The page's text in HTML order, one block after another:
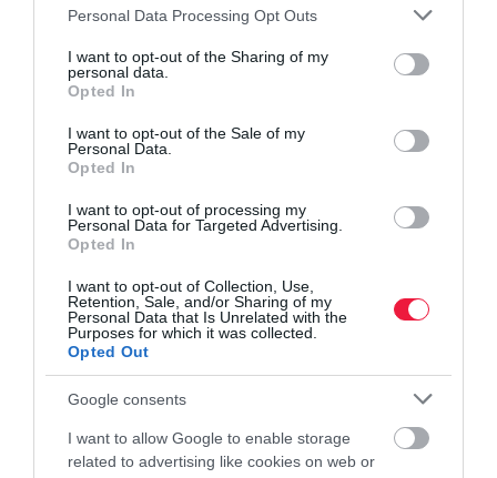
Please note that this website/app uses one or more Google
not limited to your visit or usage behaviour. You may click to
grant or deny consent to Google and its third-party tags to
use your data for below specified purposes in below Google
consent section.
Personal Data Processing Opt Outs
I want to opt-out of the Sharing of my
personal data.
Opted In
I want to opt-out of the Sale of my
Personal Data.
Opted In
I want to opt-out of processing my
Personal Data for Targeted Advertising.
Opted In
I want to opt-out of Collection, Use,
Retention, Sale, and/or Sharing of my
Personal Data that Is Unrelated with the
Purposes for which it was collected.
Opted Out
Google consents
I want to allow Google to enable storage
related to advertising like cookies on web or